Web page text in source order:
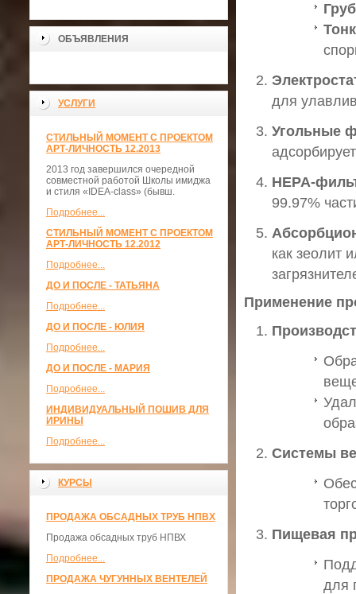
ОБЪЯВЛЕНИЯ
УСЛУГИ
СТИЛЬНЫЙ МОМЕНТ С ПРОЕКТОМ
АРТ-ЛИЧНОСТЬ 12.2013
2013 год завершился очередной
совместной работой Школы имиджа
и стиля «IDEA-class» (бывш.
Подробнее...
СТИЛЬНЫЙ МОМЕНТ С ПРОЕКТОМ
АРТ-ЛИЧНОСТЬ 12.2012
Подробнее...
ДО И ПОСЛЕ - ТАТЬЯНА
Подробнее...
ДО И ПОСЛЕ - ЮЛИЯ
Подробнее...
ДО И ПОСЛЕ - МАРИЯ
Подробнее...
ИНДИВИДУАЛЬНЫЙ ПОШИВ ДЛЯ
ИРИНЫ
Подробнее...
КУРСЫ
ПРОДАЖА ОБСАДНЫХ ТРУБ НПВХ
Продажа обсадных труб НПВХ
Подробнее...
ПРОДАЖА ЧУГУННЫХ ВЕНТЕЛЕЙ
для
Угольные
HEPA-
99.97%
как зеолит
Применение
Системы
Пищевая
для